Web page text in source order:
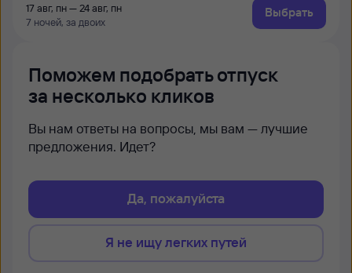
17 авг, пн — 24 авг, пн
7 ночей, за двоих
Выбрать
Поможем подобрать отпуск
за несколько кликов
Вы нам ответы на вопросы, мы вам — лучшие
предложения. Идет?
Да, пожалуйста
Я не ищу легких путей